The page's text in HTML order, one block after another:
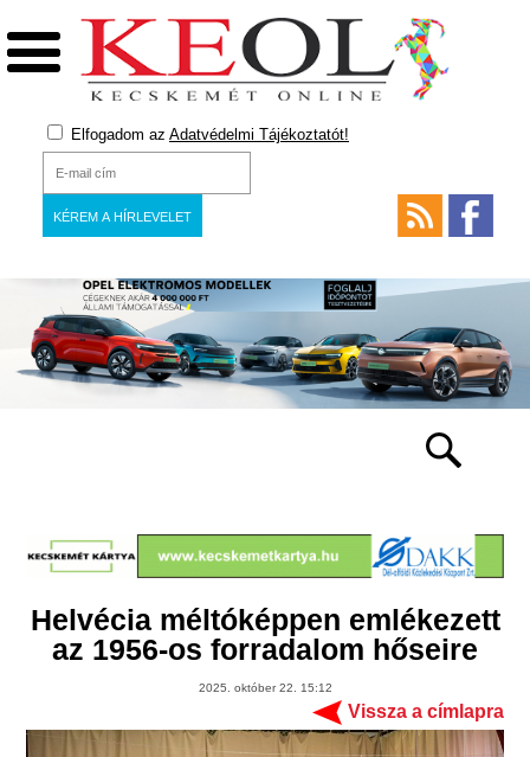
Elfogadom az Adatvédelmi Tájékoztatót!
Helvécia méltóképpen emlékezett
az 1956-os forradalom hőseire
2025. október 22. 15:12
Vissza a címlapra